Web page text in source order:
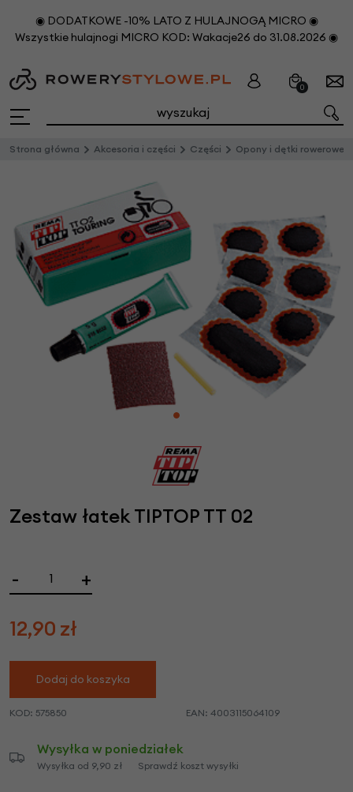
◉ DODATKOWE -10% LATO Z HULAJNOGĄ MICRO ◉
Wszystkie hulajnogi MICRO KOD: Wakacje26 do 31.08.2026 ◉
0
Strona główna Akcesoria i części Części Opony i dętki rowerowe
Zestaw łatek TIPTOP TT 02
- +
12,90 zł
Dodaj do koszyka
KOD: 575850 EAN: 4003115064109
Wysyłka w poniedziałek
Wysyłka od 9,90 zł Sprawdź koszt wysyłki